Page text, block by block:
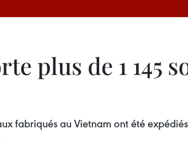
plus de 1 145
fabriqués au Vietnam ont été